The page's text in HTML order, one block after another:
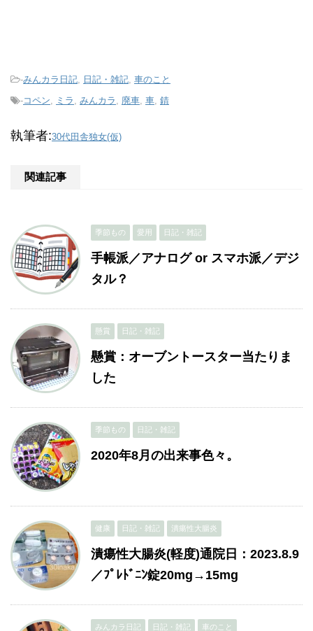
-みんカラ日記 日記・雑記 車のこと
-コペン ミラ みんカラ 廃車 車 錆
執筆者:30代田舎独女(仮)
関連記事
季節もの 愛用 日記・雑記
手帳派／アナログ or スマホ派／デジ
タル？
懸賞 日記・雑記
懸賞：オーブントースター当たりま
した
季節もの 日記・雑記
2020年8月の出来事色々。
健康 日記・雑記 潰瘍性大腸炎
潰瘍性大腸炎(軽度)通院日：2023.8.9
／ﾌﾟﾚﾄﾞﾆﾝ錠20mg→15mg
みんカラ日記 日記・雑記 車のこと